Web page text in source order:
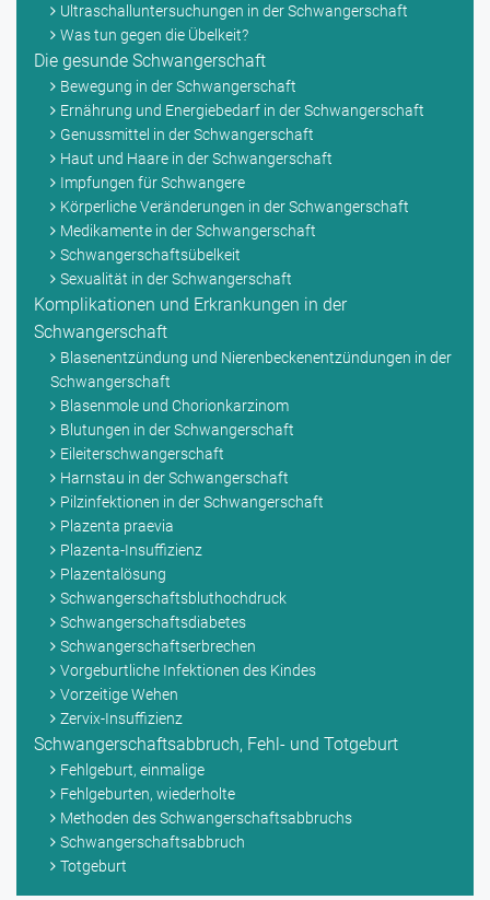
Ultraschalluntersuchungen in der Schwangerschaft
Was tun gegen die Übelkeit?
Die gesunde Schwangerschaft
Bewegung in der Schwangerschaft
Ernährung und Energiebedarf in der Schwangerschaft
Genussmittel in der Schwangerschaft
Haut und Haare in der Schwangerschaft
Impfungen für Schwangere
Körperliche Veränderungen in der Schwangerschaft
Medikamente in der Schwangerschaft
Schwangerschaftsübelkeit
Sexualität in der Schwangerschaft
Komplikationen und Erkrankungen in der
Schwangerschaft
Blasenentzündung und Nierenbeckenentzündungen in der
Schwangerschaft
Blasenmole und Chorionkarzinom
Blutungen in der Schwangerschaft
Eileiterschwangerschaft
Harnstau in der Schwangerschaft
Pilzinfektionen in der Schwangerschaft
Plazenta praevia
Plazenta-Insuffizienz
Plazentalösung
Schwangerschaftsbluthochdruck
Schwangerschaftsdiabetes
Schwangerschaftserbrechen
Vorgeburtliche Infektionen des Kindes
Vorzeitige Wehen
Zervix-Insuffizienz
Schwangerschaftsabbruch, Fehl- und Totgeburt
Fehlgeburt, einmalige
Fehlgeburten, wiederholte
Methoden des Schwangerschaftsabbruchs
Schwangerschaftsabbruch
Totgeburt